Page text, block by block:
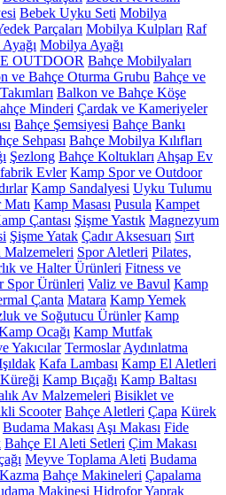
Bebek Uyku Seti Mobilya
Parçaları Mobilya Kulpları Raf
Mobilya Ayağı
OUTDOOR Bahçe Mobilyaları
ve Bahçe Oturma Grubu Bahçe ve
Balkon ve Bahçe Köşe
Minderi Çardak ve Kameriyeler
Bahçe Şemsiyesi Bahçe Bankı
Sehpası Bahçe Mobilya Kılıfları
Şezlong Bahçe Koltukları Ahşap Ev
Evler Kamp Spor ve Outdoor
Kamp Sandalyesi Uyku Tulumu
Matı Kamp Masası Pusula Kampet
Çantası Şişme Yastık Magnezyum
Şişme Yatak Çadır Aksesuarı Sırt
Malzemeleri Spor Aletleri Pilates,
ve Halter Ürünleri Fitness ve
Spor Ürünleri Valiz ve Bavul Kamp
Çanta Matara Kamp Yemek
ve Soğutucu Ürünler Kamp
Ocağı Kamp Mutfak
Yakıcılar Termoslar Aydınlatma
Kafa Lambası Kamp El Aletleri
Kamp Bıçağı Kamp Baltası
Av Malzemeleri Bisiklet ve
Scooter Bahçe Aletleri Çapa Kürek
Budama Makası Aşı Makası Fide
Bahçe El Aleti Setleri Çim Makası
Meyve Toplama Aleti Budama
Kazma Bahçe Makineleri Çapalama
Makinesi HidroforYaprak